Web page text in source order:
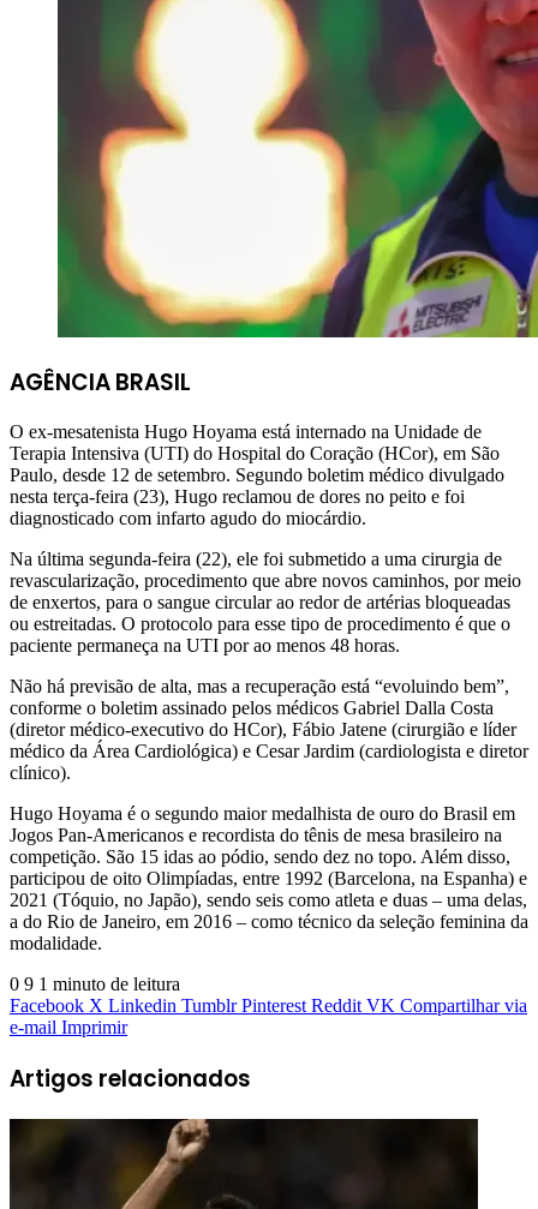
AGÊNCIA BRASIL
O ex-mesatenista Hugo Hoyama está internado na Unidade de
Terapia Intensiva (UTI) do Hospital do Coração (HCor), em São
Paulo, desde 12 de setembro. Segundo boletim médico divulgado
nesta terça-feira (23), Hugo reclamou de dores no peito e foi
diagnosticado com infarto agudo do miocárdio.
Na última segunda-feira (22), ele foi submetido a uma cirurgia de
revascularização, procedimento que abre novos caminhos, por meio
de enxertos, para o sangue circular ao redor de artérias bloqueadas
ou estreitadas. O protocolo para esse tipo de procedimento é que o
paciente permaneça na UTI por ao menos 48 horas.
Não há previsão de alta, mas a recuperação está “evoluindo bem”,
conforme o boletim assinado pelos médicos Gabriel Dalla Costa
(diretor médico-executivo do HCor), Fábio Jatene (cirurgião e líder
médico da Área Cardiológica) e Cesar Jardim (cardiologista e diretor
clínico).
Hugo Hoyama é o segundo maior medalhista de ouro do Brasil em
Jogos Pan-Americanos e recordista do tênis de mesa brasileiro na
competição. São 15 idas ao pódio, sendo dez no topo. Além disso,
participou de oito Olimpíadas, entre 1992 (Barcelona, na Espanha) e
2021 (Tóquio, no Japão), sendo seis como atleta e duas – uma delas,
a do Rio de Janeiro, em 2016 – como técnico da seleção feminina da
modalidade.
0 9 1 minuto de leitura
Facebook X Linkedin Tumblr Pinterest Reddit VK Compartilhar via
e-mail Imprimir
Artigos relacionados